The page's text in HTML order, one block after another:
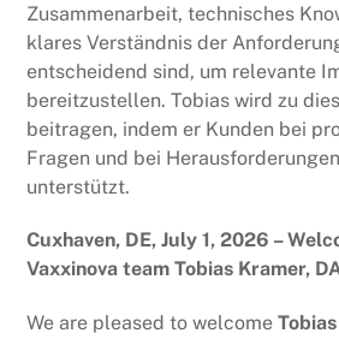
Zusammenarbeit, technisches
klares Verständnis der
entscheidend sind, um relevante
bereitzustellen. Tobias wird zu
beitragen, indem er Kunden bei
Fragen und bei
unterstützt.
Cuxhaven, DE, July 1, 2026 –
Vaxxinova team Tobias Kramer,
We are pleased to welcome